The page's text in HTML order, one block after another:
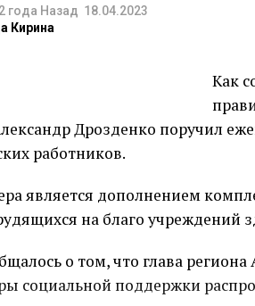
2 года Назад 18.04.2023
Кирина
Как
Дрозденко поручил
работников.
является дополнением
на благо учреждений
о том, что глава
социальной поддержки